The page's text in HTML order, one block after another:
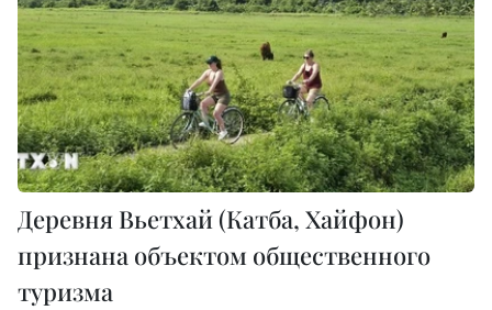
Деревня Вьетхай (Катба, Хайфон)
признана объектом общественного
туризма